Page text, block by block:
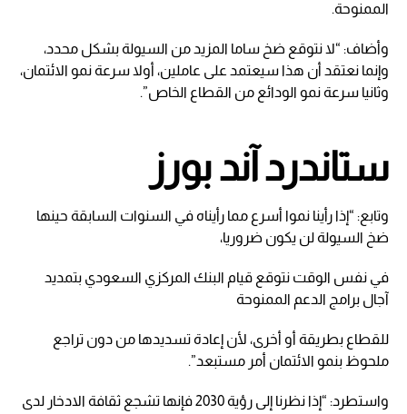
الممنوحة.
وأضاف: “لا نتوقع ضخ ساما المزيد من السيولة بشكل محدد،
وإنما نعتقد أن هذا سيعتمد على عاملين، أولا سرعة نمو الائتمان،
وثانيا سرعة نمو الودائع من القطاع الخاص”.
ستاندرد آند بورز
وتابع: “إذا رأينا نموا أسرع مما رأيناه في السنوات السابقة حينها
ضخ السيولة لن يكون ضروريا،
في نفس الوقت نتوقع قيام البنك المركزي السعودي بتمديد
آجال برامج الدعم الممنوحة
للقطاع بطريقة أو أخرى، لأن إعادة تسديدها من دون تراجع
ملحوظ بنمو الائتمان أمر مستبعد”.
واستطرد: “إذا نظرنا إلى رؤية 2030 فإنها تشجع ثقافة الادخار لدى